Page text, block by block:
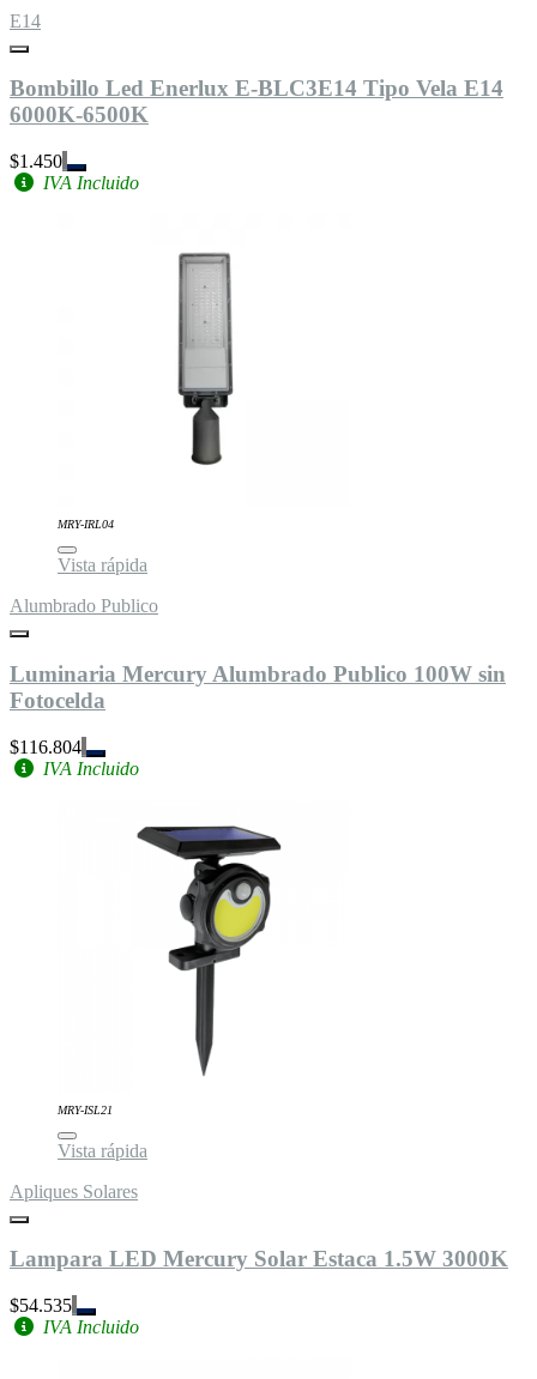
E14
Bombillo Led Enerlux E-BLC3E14 Tipo Vela E14
6000K-6500K
$1.450
IVA Incluido
MRY-IRL04
Vista rápida
Alumbrado Publico
Luminaria Mercury Alumbrado Publico 100W sin
Fotocelda
$116.804
IVA Incluido
MRY-ISL21
Vista rápida
Apliques Solares
Lampara LED Mercury Solar Estaca 1.5W 3000K
$54.535
IVA Incluido